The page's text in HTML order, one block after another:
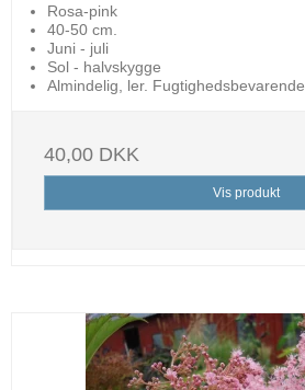
Rosa-pink
40-50 cm.
Juni - juli
Sol - halvskygge
Almindelig, ler. Fugtighedsbevarende.
40,00 DKK
Vis produkt